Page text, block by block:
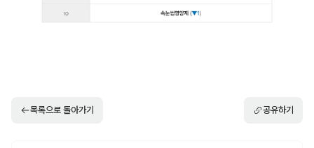
목록으로 돌아가기 공유하기